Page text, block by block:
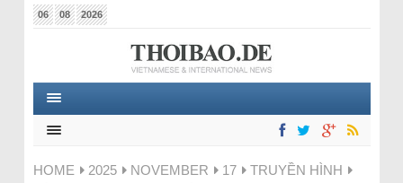
06 08 2026
HOME 2025 NOVEMBER 17
TRUYỀN HÌNH